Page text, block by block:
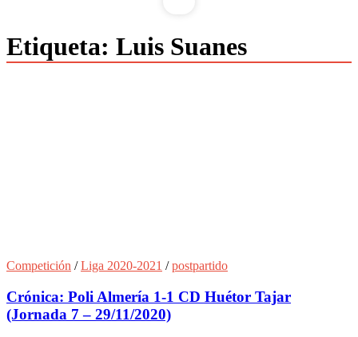
Saltar
al
contenido
Etiqueta: Luis Suanes
Competición /Liga 2020-2021 /postpartido
Crónica: Poli Almería 1-1 CD Huétor Tajar
(Jornada 7 – 29/11/2020)